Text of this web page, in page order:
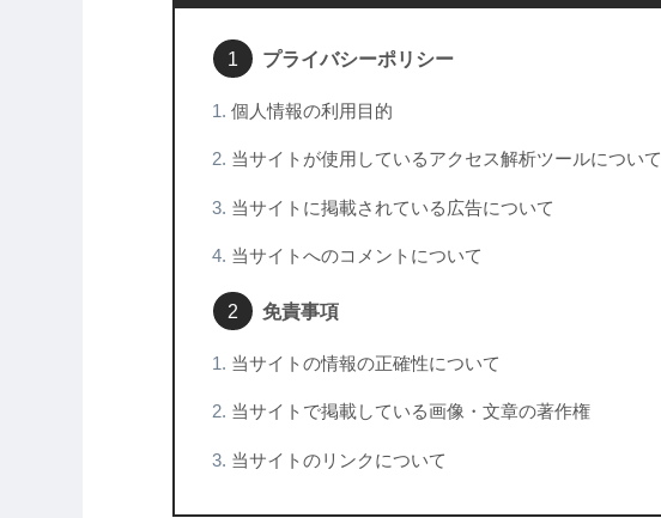
プライバシーポリシー
個人情報の利用目的
当サイトが使用しているアクセス解析ツールについて
当サイトに掲載されている広告について
当サイトへのコメントについて
免責事項
当サイトの情報の正確性について
当サイトで掲載している画像・文章の著作権
当サイトのリンクについて